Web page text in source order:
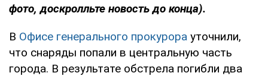
фото, доскролльте новость до конца).
В Офисе генерального прокурора уточнили,
что снаряды попали в центральную часть
города. В результате обстрела погибли два